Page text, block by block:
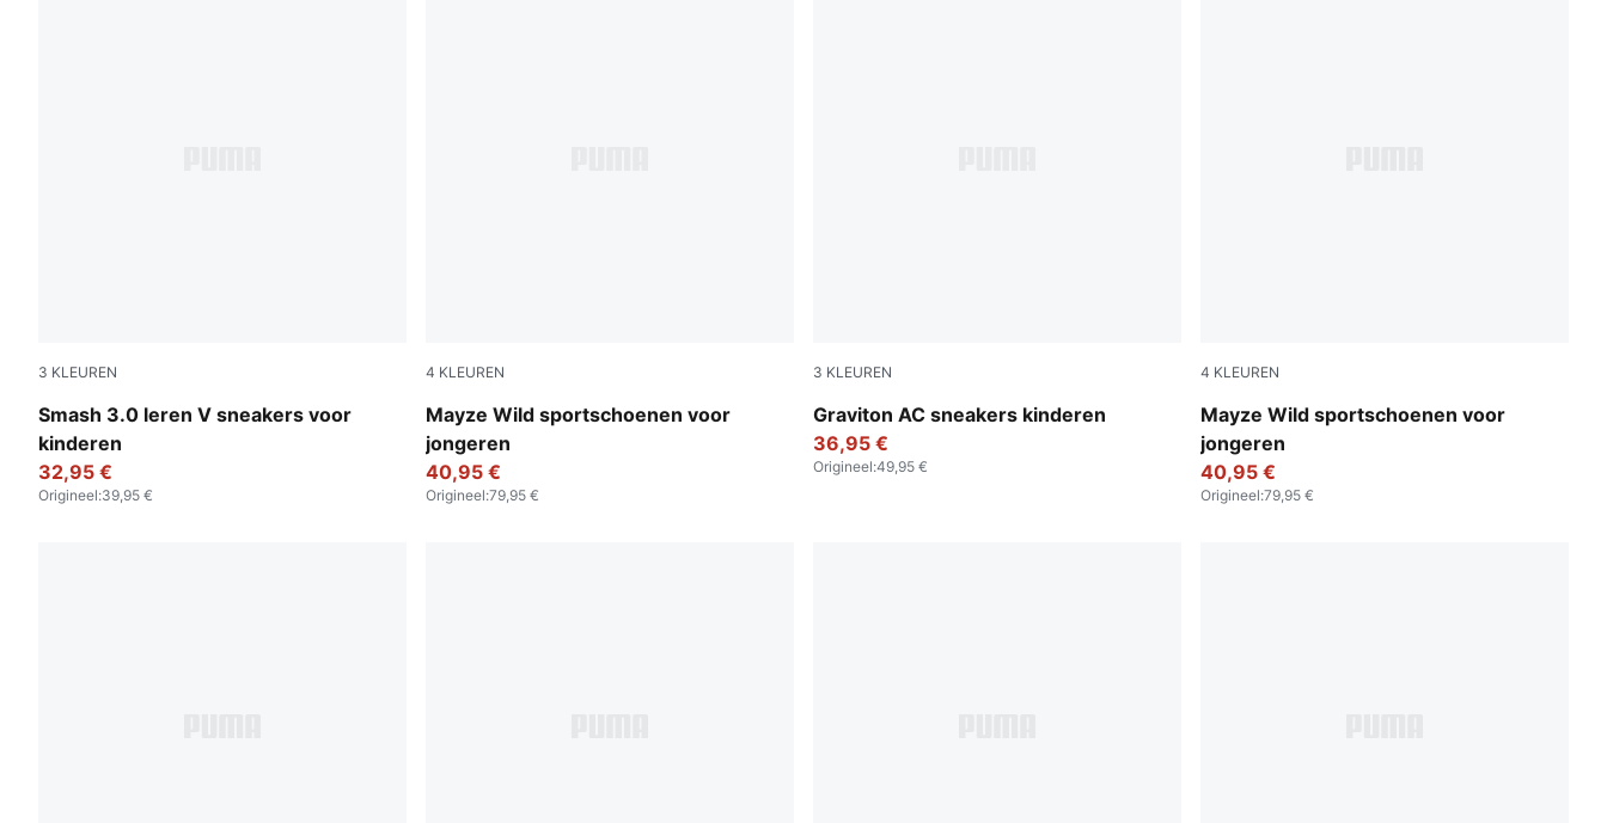
3 KLEUREN
Smash 3.0 leren V sneakers voor
kinderen
PUMA White-Cool Light Gray
32,95 €
Origineel:39,95 €
4 KLEUREN
Mayze Wild sportschoenen voor
jongeren
Deep Plum-Mauve Pop
40,95 €
Origineel:79,95 €
3 KLEUREN
Graviton AC sneakers kinderen
Puma Black-Puma White-Puma Red
36,95 €
Origineel:49,95 €
4 KLEUREN
Mayze Wild sportschoenen voor
jongeren
PUMA White-Snow Mountain Blue
40,95 €
Origineel:79,95 €